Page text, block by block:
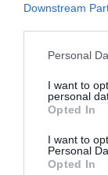
Downstream
Personal
I want to
personal
Opted In
I want to
Personal
Opted In